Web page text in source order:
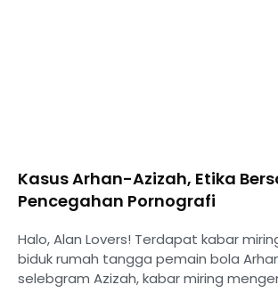
Kasus Arhan-Azizah, Etika
Pencegahan Pornografi
Halo, Alan Lovers! Terdapat kabar
biduk rumah tangga pemain bola
selebgram Azizah, kabar miring